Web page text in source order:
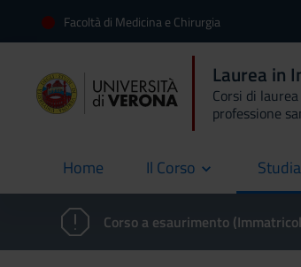
Facoltà di Medicina e Chirurgia
Laurea in
Corsi di
professione
Home
current Il Corso
Corso a esaurimento